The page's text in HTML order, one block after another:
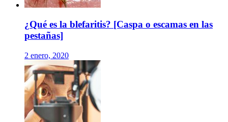
¿Qué es la blefaritis? [Caspa o escamas en las
pestañas]
2 enero, 2020